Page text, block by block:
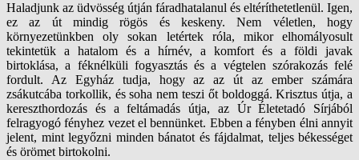
Haladjunk az üdvösség útján fáradhatalanul és eltéríthetetlenül. Igen,
ez az út mindig rögös és keskeny. Nem véletlen, hogy
környezetünkben oly sokan letértek róla, mikor elhomályosult
tekintetük a hatalom és a hírnév, a komfort és a földi javak
birtoklása, a féknélküli fogyasztás és a végtelen szórakozás felé
fordult. Az Egyház tudja, hogy az az út az ember számára
zsákutcába torkollik, és soha nem teszi őt boldoggá. Krisztus útja, a
kereszthordozás és a feltámadás útja, az Úr Életetadó Sírjából
felragyogó fényhez vezet el bennünket. Ebben a fényben élni annyit
jelent, mint legyőzni minden bánatot és fájdalmat, teljes békességet
és örömet birtokolni.